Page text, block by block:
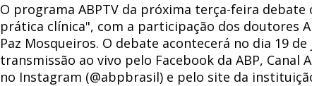
O programa ABPTV da próxima terça-feira
prática clínica", com a participação dos doutores
Paz Mosqueiros. O debate acontecerá no dia 19
transmissão ao vivo pelo Facebook da ABP, Canal
no Instagram (@abpbrasil) e pelo site da